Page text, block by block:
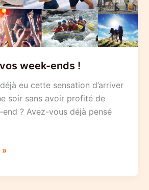
week-ends !
eu cette sensation d’arriver
soir sans avoir profité de
? Avez-vous déjà pensé
»